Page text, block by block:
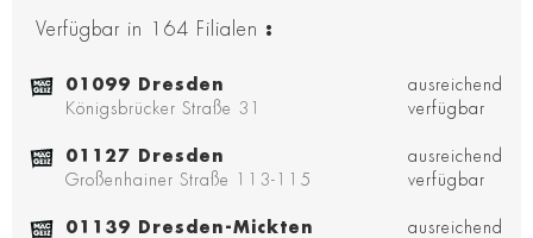
Verfügbar in 164 Filialen :
01099 Dresden
Königsbrücker Straße 31
ausreichend
verfügbar
01127 Dresden
Großenhainer Straße 113-115
ausreichend
verfügbar
01139 Dresden-Mickten
ausreichend